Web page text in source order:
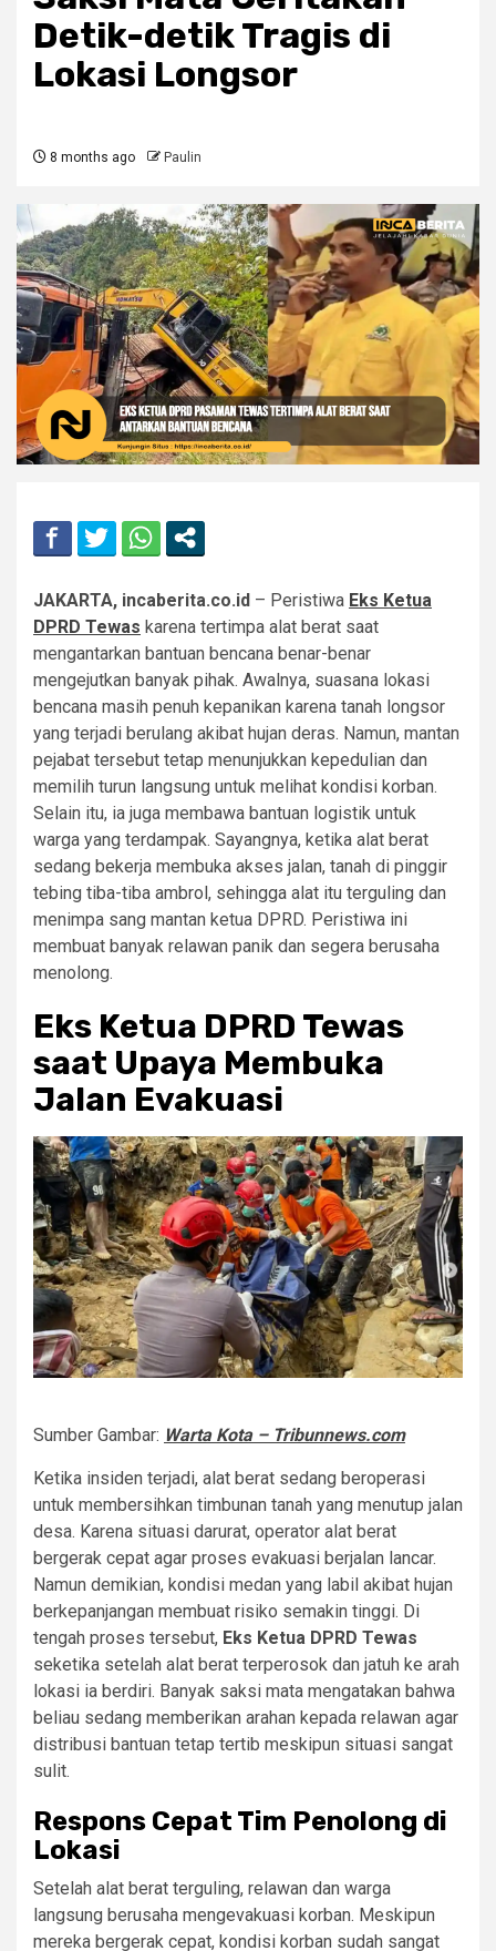
Detik-detik Tragis di
Lokasi Longsor
8 months ago Paulin
JAKARTA, incaberita.co.id – Peristiwa Eks Ketua
DPRD Tewas karena tertimpa alat berat saat
mengantarkan bantuan bencana benar-benar
mengejutkan banyak pihak. Awalnya, suasana lokasi
bencana masih penuh kepanikan karena tanah longsor
yang terjadi berulang akibat hujan deras. Namun, mantan
pejabat tersebut tetap menunjukkan kepedulian dan
memilih turun langsung untuk melihat kondisi korban.
Selain itu, ia juga membawa bantuan logistik untuk
warga yang terdampak. Sayangnya, ketika alat berat
sedang bekerja membuka akses jalan, tanah di pinggir
tebing tiba-tiba ambrol, sehingga alat itu terguling dan
menimpa sang mantan ketua DPRD. Peristiwa ini
membuat banyak relawan panik dan segera berusaha
menolong.
Eks Ketua DPRD Tewas
saat Upaya Membuka
Jalan Evakuasi
Sumber Gambar: Warta Kota – Tribunnews.com
Ketika insiden terjadi, alat berat sedang beroperasi
untuk membersihkan timbunan tanah yang menutup jalan
desa. Karena situasi darurat, operator alat berat
bergerak cepat agar proses evakuasi berjalan lancar.
Namun demikian, kondisi medan yang labil akibat hujan
berkepanjangan membuat risiko semakin tinggi. Di
tengah proses tersebut, Eks Ketua DPRD Tewas
seketika setelah alat berat terperosok dan jatuh ke arah
lokasi ia berdiri. Banyak saksi mata mengatakan bahwa
beliau sedang memberikan arahan kepada relawan agar
distribusi bantuan tetap tertib meskipun situasi sangat
sulit.
Respons Cepat Tim Penolong di
Lokasi
Setelah alat berat terguling, relawan dan warga
langsung berusaha mengevakuasi korban. Meskipun
mereka bergerak cepat, kondisi korban sudah sangat